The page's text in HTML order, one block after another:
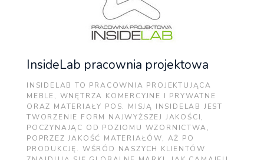
InsideLab pracownia projektowa
INSIDELAB TO PRACOWNIA PROJEKTUJĄCA
MEBLE, WNĘTRZA KOMERCYJNE I PRYWATNE
ORAZ MATERIAŁY POS. MISJĄ INSIDELAB JEST
TWORZENIE FORM NAJWYŻSZEJ JAKOŚCI,
POCZYNAJĄC OD POZIOMU WZORNICTWA,
POPRZEZ JAKOŚĆ MATERIAŁÓW, AŻ PO
PRODUKCJĘ. WŚRÓD NASZYCH KLIENTÓW